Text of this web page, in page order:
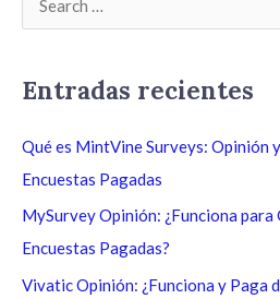
a
r
p
o
Entradas recientes
Qué es MintVine Surveys: Opinión
Encuestas Pagadas
MySurvey Opinión: ¿Funciona para
Encuestas Pagadas?
Vivatic Opinión: ¿Funciona y Paga